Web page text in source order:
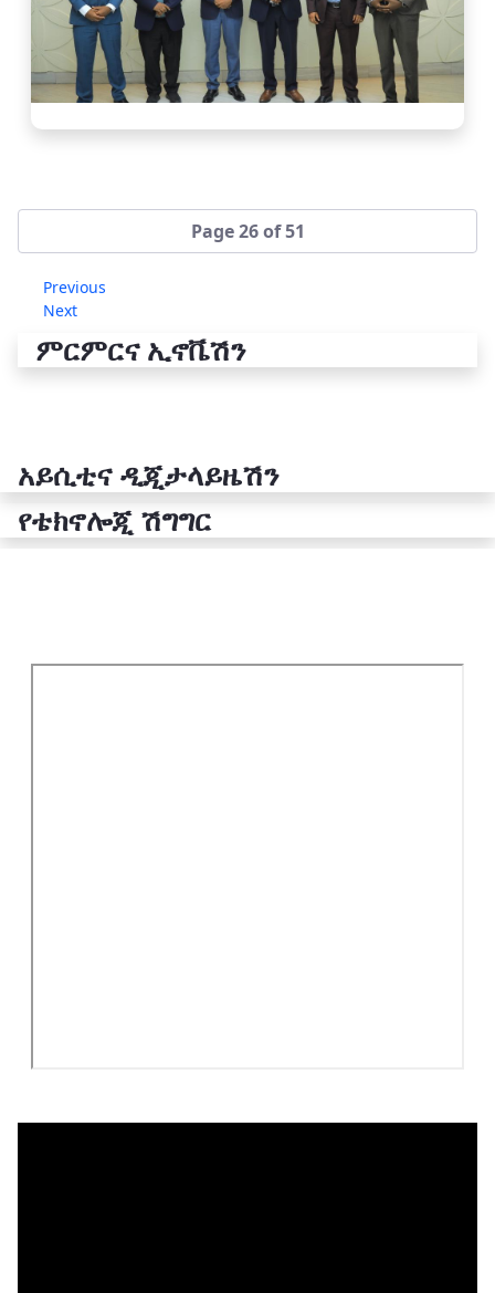
Page 26 of 51
Previous
Next
ምርምርና ኢኖቬሽን
አይሲቲና ዲጂታላይዜሽን
የቴክኖሎጂ ሽግግር